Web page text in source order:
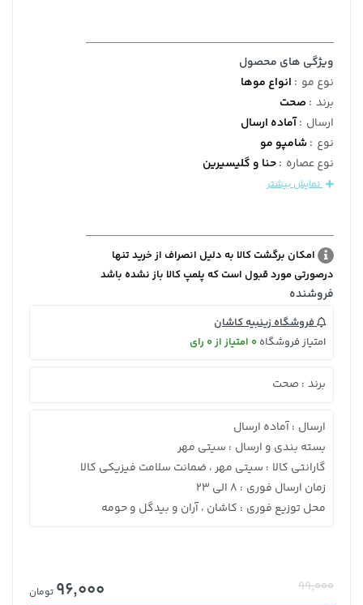
ویژگی های محصول
نوع مو : انواع موها
برند : صحت
ارسال :آماده ارسال
نوع :شامپو مو
نوع عصاره :حنا و گلیسیرین
نمایش بیشتر
امکان برگشت کالا به دلیل انصراف از خرید تنها
درصورتی مورد قبول است که پلمپ کالا باز نشده باشد
فروشنده
فروشگاه زینبیه کاشان
امتیاز فروشگاه 0 امتیاز از 0 رای
برند : صحت
ارسال : آماده ارسال
بسته بندی و ارسال : سیتی مهر
گارانتی کالا : سیتی مهر ، ضمانت سلامت فیزیکی کالا
زمان ارسال فوری : 8 الی 23
محل توزیع فوری : کاشان ، آران و بیدگل و حومه
99,000
96,000 تومان